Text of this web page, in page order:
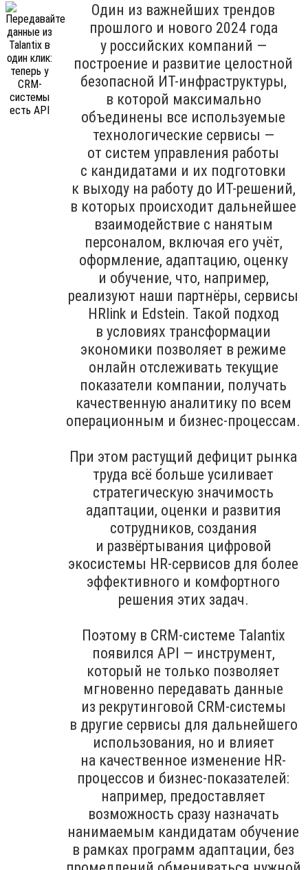
Один из важнейших трендов
прошлого и нового 2024 года
у российских компаний —
построение и развитие целостной
безопасной ИТ-инфраструктуры,
в которой максимально
объединены все используемые
технологические сервисы —
от систем управления работы
с кандидатами и их подготовки
к выходу на работу до ИТ-решений,
в которых происходит дальнейшее
взаимодействие с нанятым
персоналом, включая его учёт,
оформление, адаптацию, оценку
и обучение, что, например,
реализуют наши партнёры, сервисы
HRlink и Edstein. Такой подход
в условиях трансформации
экономики позволяет в режиме
онлайн отслеживать текущие
показатели компании, получать
качественную аналитику по всем
операционным и бизнес-процессам.
При этом растущий дефицит рынка
труда всё больше усиливает
стратегическую значимость
адаптации, оценки и развития
сотрудников, создания
и развёртывания цифровой
экосистемы HR-сервисов для более
эффективного и комфортного
решения этих задач.
Поэтому в CRM-системе Talantix
появился API — инструмент,
который не только позволяет
мгновенно передавать данные
из рекрутинговой CRM-системы
в другие сервисы для дальнейшего
использования, но и влияет
на качественное изменение HR-
процессов и бизнес-показателей:
например, предоставляет
возможность сразу назначать
нанимаемым кандидатам обучение
в рамках программ адаптации, без